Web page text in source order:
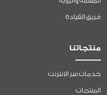
فريق القيادة
منتجاتنا
خدمات عبر الانترنت
المنتجات